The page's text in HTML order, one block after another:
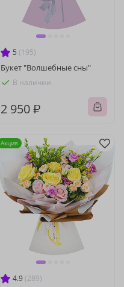
5 (195)
Букет "Волшебные сны"
В наличии
2 950 ₽
4.9 (289)
Акция